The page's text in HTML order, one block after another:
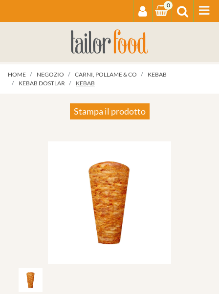
0
HOME NEGOZIO CARNI, POLLAME & CO
KEBAB
KEBAB DOSTLAR
KEBAB
Stampa il prodotto